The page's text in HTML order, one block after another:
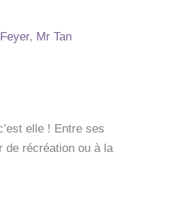
, Mr Tan
elle ! Entre ses
de récréation ou à la